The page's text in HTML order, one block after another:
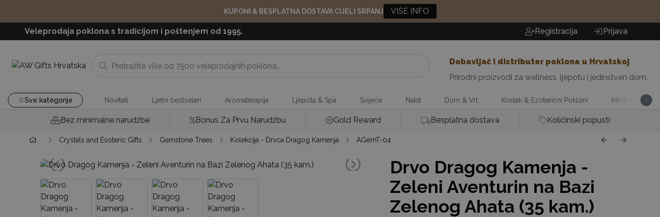
KUPONI & BESPLATNA DOSTAVA CIJELI SRPANJ VIŠE INFO
Veleprodaja poklona s tradicijom i poštenjem od 1995. Registracija Prijava
Dobavljač i distributer poklona u Hrvatskoj
Prirodni proizvodi za wellness, ljepotu i jedinstven dom.
Sve kategorije Noviteti Ljetni bestseleri Aromaterapija Ljepota & Spa Svijeće Nakit Dom & Vrt Kristali & Ezoterični Pokloni Mirisi za Dom
Bez minimalne narudžbe Bonus Za Prvu Narudžbu Gold Reward Besplatna dostava Količinski popusti
Crystals and Esoteric Gifts Gemstone Trees Kolekcija - Drvca Dragog Kamenja AGemT-04
Drvo Dragog Kamenja -
Zeleni Aventurin na Bazi
Zelenog Ahata (35 kam.)